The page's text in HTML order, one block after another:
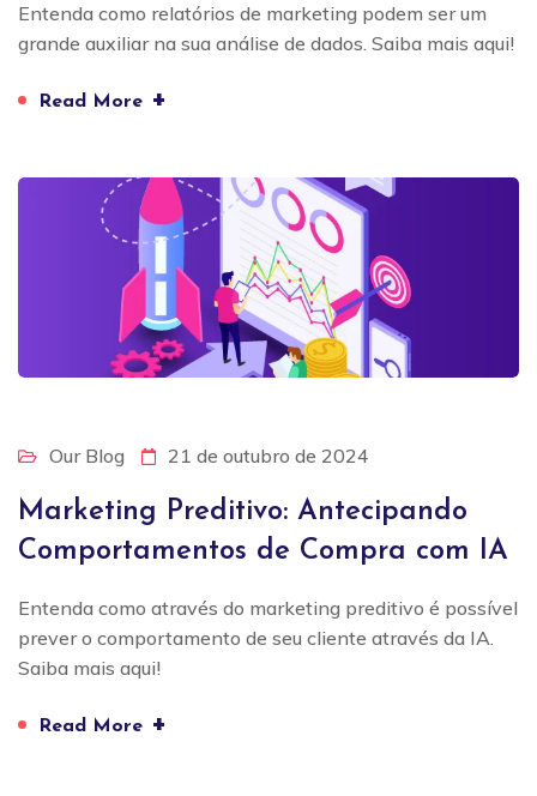
Entenda como relatórios de marketing podem ser um
grande auxiliar na sua análise de dados. Saiba mais aqui!
Read More +
Our Blog 21 de outubro de 2024
Marketing Preditivo: Antecipando
Comportamentos de Compra com IA
Entenda como através do marketing preditivo é possível
prever o comportamento de seu cliente através da IA.
Saiba mais aqui!
Read More +